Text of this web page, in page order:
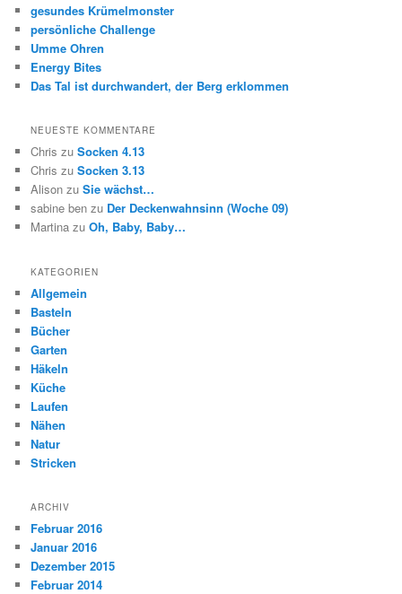
gesundes Krümelmonster
persönliche Challenge
Umme Ohren
Energy Bites
Das Tal ist durchwandert, der Berg erklommen
NEUESTE KOMMENTARE
Chris zuSocken 4.13
Chris zuSocken 3.13
Alison zuSie wächst…
sabine ben zu Der Deckenwahnsinn (Woche 09)
Martina zuOh, Baby, Baby…
KATEGORIEN
Allgemein
Basteln
Bücher
Garten
Häkeln
Küche
Laufen
Nähen
Natur
Stricken
ARCHIV
Februar 2016
Januar 2016
Dezember 2015
Februar 2014